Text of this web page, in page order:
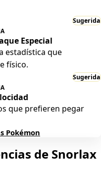
Sugerida
Especial
estadística que
físico.
Sugerida
que prefieren pegar
Pokémon
de Snorlax